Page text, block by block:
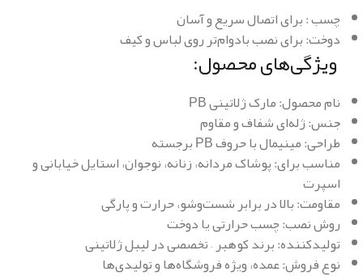
چسب : برای اتصال سریع و آسان
دوخت: برای نصب بادوام‌تر روی لباس و کیف
ویژگی‌های محصول:
نام محصول: مارک ژلاتینی PB
جنس: ژله‌ای شفاف و مقاوم
طراحی: مینیمال با حروف PB برجسته
مناسب برای: پوشاک مردانه، زنانه، نوجوان، استایل خیابانی و
اسپرت
مقاومت: بالا در برابر شست‌وشو، حرارت و پارگی
روش نصب: چسب حرارتی یا دوخت
تولیدکننده: برند کوهبر – تخصصی در لیبل ژلاتینی
نوع فروش: عمده، ویژه فروشگاه‌ها و تولیدی‌ها